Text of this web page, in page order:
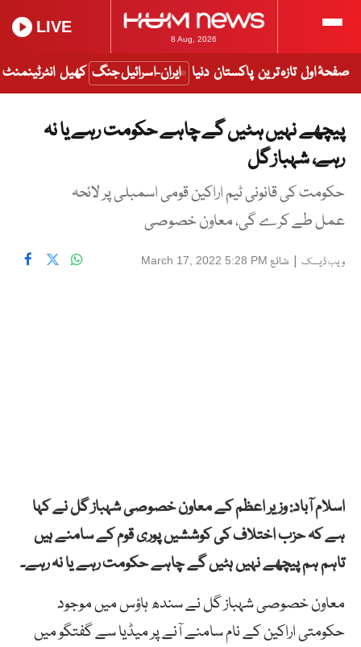
8 Aug, 2026
LIVE
صفحۂ اول تازہ ترین پاکستان دنیا ایران-اسرائیل جنگ کھیل انٹرٹینمنٹ
پیچھے نہیں ہٹیں گے چاہے حکومت رہے یا نہ
رہے، شہباز گل
حکومت کی قانونی ٹیم اراکین قومی اسمبلی پر لائحہ
عمل طے کرے گی، معاون خصوصی
ویب ڈیسک | شائع March 17, 2022 5:28 PM
اسلام آباد: وزیر اعظم کے معاون خصوصی شہباز گل نے کہا
ہے کہ حزب اختلاف کی کوششیں پوری قوم کے سامنے ہیں
تاہم ہم پیچھے نہیں ہٹیں گے چاہے حکومت رہے یا نہ رہے۔
معاون خصوصی شہباز گل نے سندھ ہاؤس میں موجود
حکومتی اراکین کے نام سامنے آنے پر میڈیا سے گفتگو میں